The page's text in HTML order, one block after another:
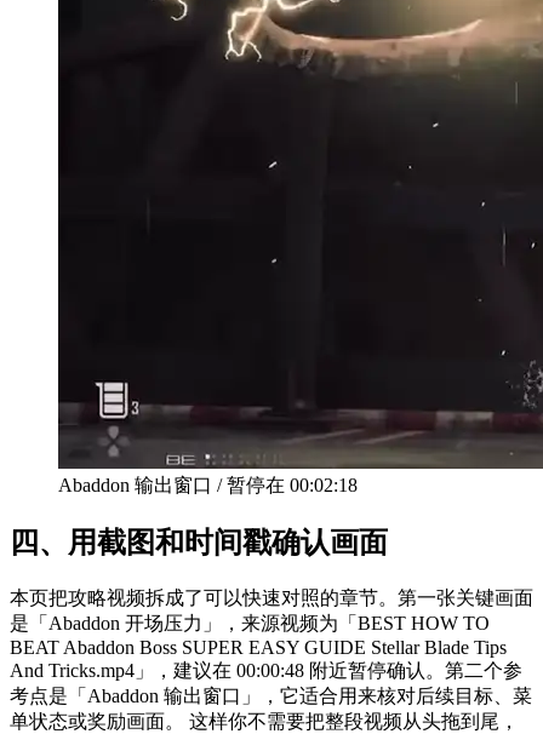
Abaddon 输出窗口 / 暂停在 00:02:18
四、 用截图和时间戳确认画面
本页把攻略视频拆成了可以快速对照的章节。第一张关键画面
是「Abaddon 开场压力」，来源视频为「BEST HOW TO
BEAT Abaddon Boss SUPER EASY GUIDE Stellar Blade Tips
And Tricks.mp4」，建议在 00:00:48 附近暂停确认。第二个参
考点是「Abaddon 输出窗口」，它适合用来核对后续目标、菜
单状态或奖励画面。 这样你不需要把整段视频从头拖到尾，